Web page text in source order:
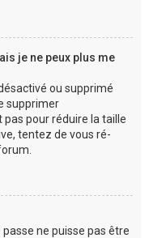
je ne peux plus me
ou supprimé
supprimer
pour réduire la taille
tentez de vous ré-
ne puisse pas être